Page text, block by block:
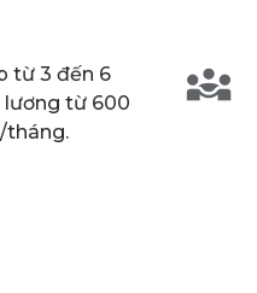
từ 3 đến 6
từ 600
tháng.